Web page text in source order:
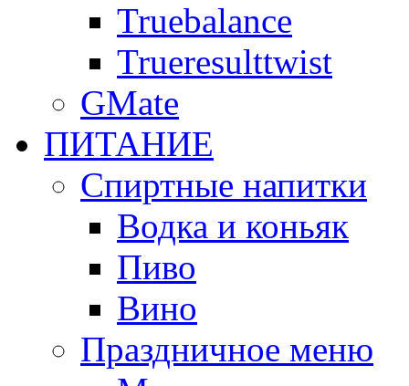
Truebalance
Trueresulttwist
GMate
ПИТАНИЕ
Спиртные напитки
Водка и коньяк
Пиво
Вино
Праздничное меню